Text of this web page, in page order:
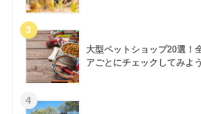
大型ペットショップ20選！
アごとにチェックしてみよう